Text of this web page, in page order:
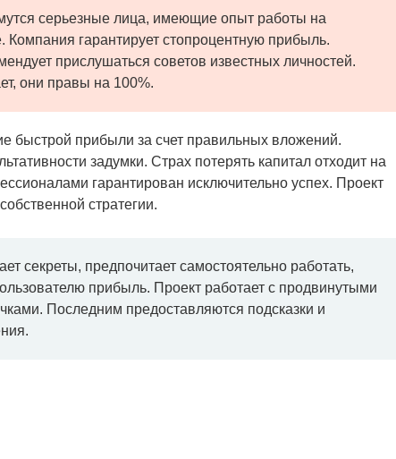
серьезные лица, имеющие опыт работы на
гарантирует стопроцентную прибыль.
прислушаться советов известных личностей.
они правы на 100%.
быстрой прибыли за счет правильных вложений.
задумки. Страх потерять капитал отходит на
гарантирован исключительно успех. Проект
стратегии.
секреты, предпочитает самостоятельно работать,
прибыль. Проект работает с продвинутыми
Последним предоставляются подсказки и